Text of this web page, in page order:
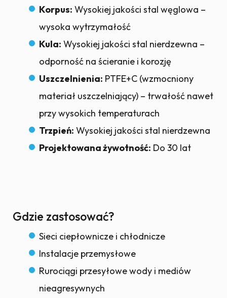
Korpus: Wysokiej jakości stal węglowa –
wysoka wytrzymałość
Kula: Wysokiej jakości stal nierdzewna –
odporność na ścieranie i korozję
Uszczelnienia: PTFE+C (wzmocniony
materiał uszczelniający) – trwałość nawet
przy wysokich temperaturach
Trzpień: Wysokiej jakości stal nierdzewna
Projektowana żywotność: Do 30 lat
Gdzie zastosować?
Sieci ciepłownicze i chłodnicze
Instalacje przemysłowe
Rurociągi przesyłowe wody i mediów
nieagresywnych